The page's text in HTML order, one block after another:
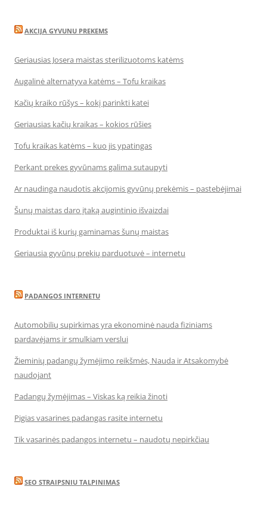
AKCIJA GYVUNU PREKEMS
Geriausias Josera maistas sterilizuotoms katėms
Augalinė alternatyva katėms – Tofu kraikas
Kačių kraiko rūšys – kokį parinkti katei
Geriausias kačių kraikas – kokios rūšies
Tofu kraikas katėms – kuo jis ypatingas
Perkant prekes gyvūnams galima sutaupyti
Ar naudinga naudotis akcijomis gyvūnų prekėmis – pastebėjimai
Šunų maistas daro įtaką augintinio išvaizdai
Produktai iš kurių gaminamas šunų maistas
Geriausia gyvūnų prekių parduotuvė – internetu
PADANGOS INTERNETU
Automobilių supirkimas yra ekonominė nauda fiziniams
pardavėjams ir smulkiam verslui
Žieminių padangų žymėjimo reikšmės, Nauda ir Atsakomybė
naudojant
Padangų žymėjimas – Viskas ką reikia žinoti
Pigias vasarines padangas rasite internetu
Tik vasarinės padangos internetu – naudotų nepirkčiau
SEO STRAIPSNIU TALPINIMAS